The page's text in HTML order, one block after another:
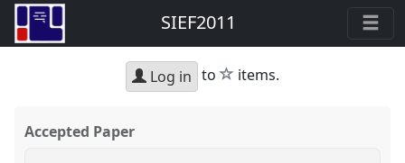
SIEF2011
Log in to star
items.
Accepted Paper